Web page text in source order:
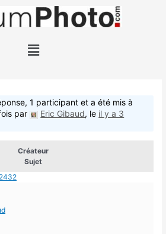
1 participant et a été mis à
par
Eric Gibaud, le il y a 3
Créateur
Sujet